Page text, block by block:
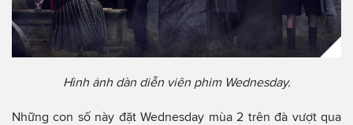
Hình ảnh dàn diễn viên phim Wednesday.
Những con số này đặt Wednesday mùa 2 trên đà vượt qua